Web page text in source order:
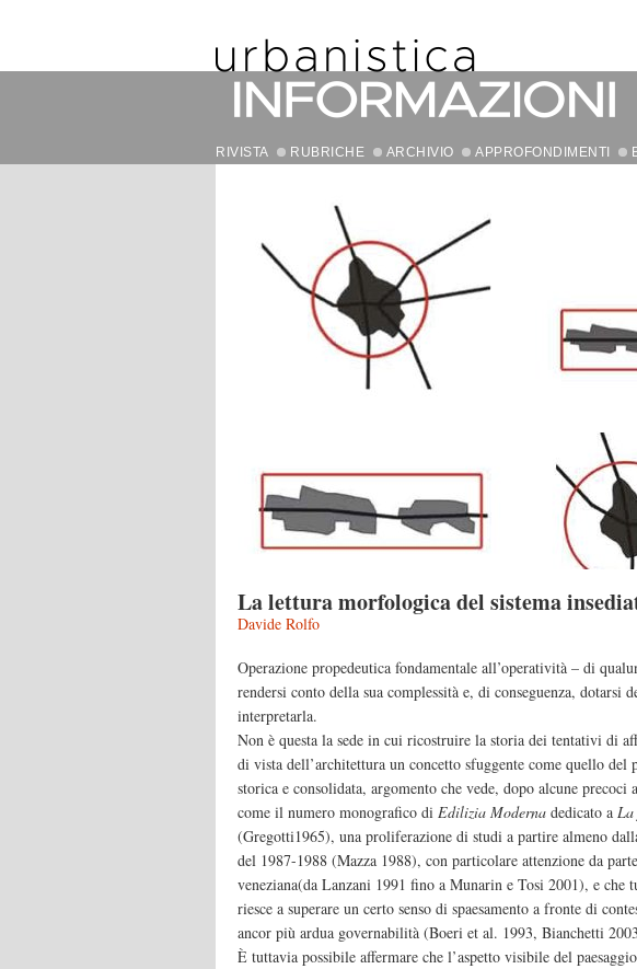
RIVISTA RUBRICHE ARCHIVIO APPROFONDIMENTI
La lettura morfologica del sistema
Davide Rolfo
Operazione propedeutica fondamentale all’operatività – di
rendersi conto della sua complessità e, di conseguenza, dotarsi
interpretarla.
Non è questa la sede in cui ricostruire la storia dei tentativi di
di vista dell’architettura un concetto sfuggente come quello del
storica e consolidata, argomento che vede, dopo alcune precoci
come il numero monografico di Edilizia Moderna dedicato a
(Gregotti1965), una proliferazione di studi a partire almeno
del 1987-1988 (Mazza 1988), con particolare attenzione da
veneziana(da Lanzani 1991 fino a Munarin e Tosi 2001), e che
riesce a superare un certo senso di spaesamento a fronte di
ancor più ardua governabilità (Boeri et al. 1993, Bianchetti
È tuttavia possibile affermare che l’aspetto visibile del